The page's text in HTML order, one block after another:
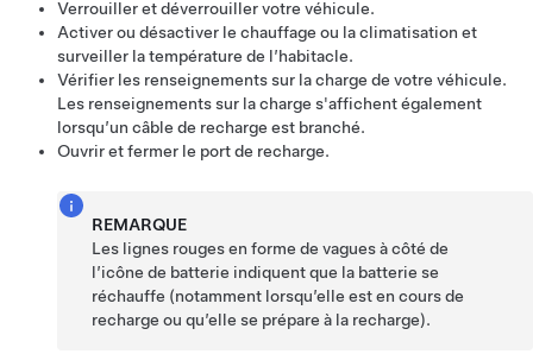
Verrouiller et déverrouiller votre véhicule.
Activer ou désactiver le chauffage ou la climatisation et
surveiller la température de l’habitacle.
Vérifier les renseignements sur la charge de votre véhicule.
Les renseignements sur la charge s'affichent également
lorsqu’un câble de recharge est branché.
Ouvrir et fermer le port de recharge.
REMARQUE
Les lignes rouges en forme de vagues à côté de
l’icône de batterie indiquent que la batterie se
réchauffe (notamment lorsqu’elle est en cours de
recharge ou qu’elle se prépare à la recharge).